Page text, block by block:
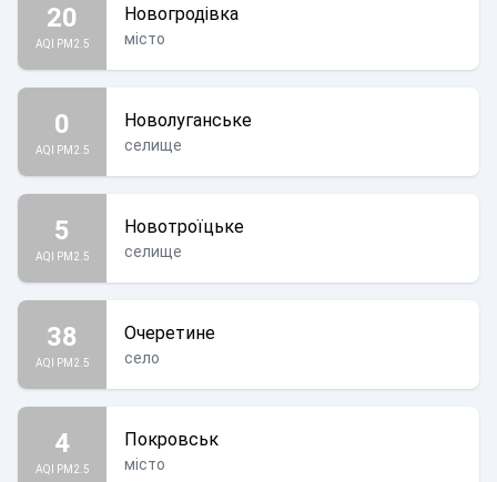
20
AQI PM2.5
Новогродівка
місто
0
AQI PM2.5
Новолуганське
селище
5
AQI PM2.5
Новотроїцьке
селище
38
AQI PM2.5
Очеретине
село
4
AQI PM2.5
Покровськ
місто